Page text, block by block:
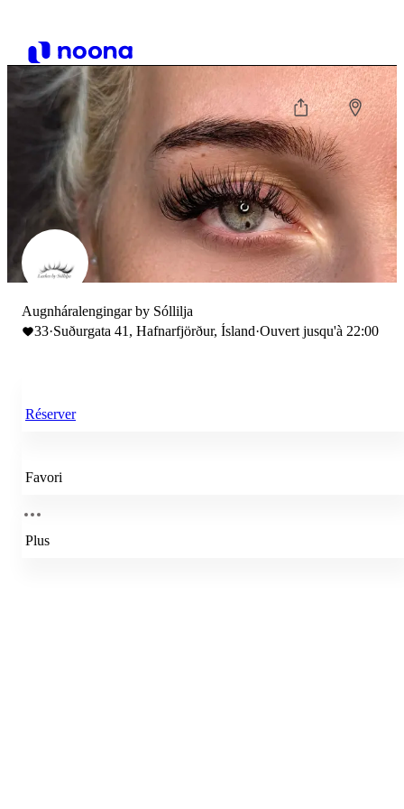
Augnháralengingar by Sóllilja
33·Suðurgata 41, Hafnarfjörður, Ísland·Ouvert jusqu'à 22:00
Réserver
Favori
Plus